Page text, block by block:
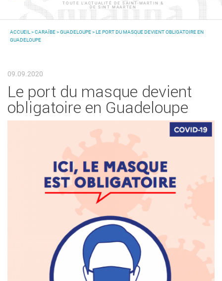
TOUTE L'ACTUALITÉ DE SAINT-MARTIN &
DE SINT MAARTEN
VOUS ÊTES ICI
ACCUEIL >CARAÏBE>GUADELOUPE> LE PORT DU MASQUE DEVIENT OBLIGATOIRE EN
GUADELOUPE
09.09.2020
Le port du masque devient
obligatoire en Guadeloupe